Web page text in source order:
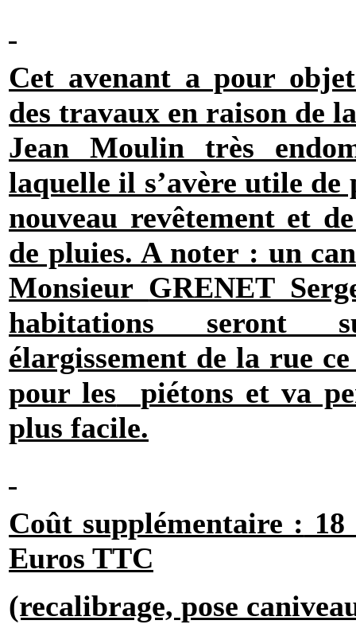
Cet avenant a pour
des travaux en raison de
Jean Moulin très
laquelle il s’avère utile de
nouveau revêtement et
de pluies. A noter : un
Monsieur GRENET
habitations seront
élargissement de la rue
pour les
piétons et va
plus facile.
Coût supplémentaire :
Euros TTC
(recalibrage, pose